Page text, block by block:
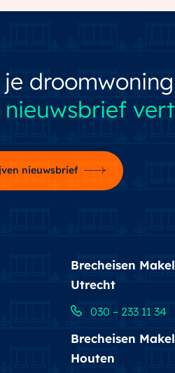
je
nieuwsbrief
nieuwsbrief
Brecheisen
Utrecht
030 – 233 11 34
Brecheisen
Houten